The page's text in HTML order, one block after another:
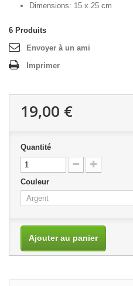
Dimensions: 15 x 25 cm
6 Produits
Envoyer à un ami
Imprimer
19,00 €
Quantité
Couleur
Ajouter au panier